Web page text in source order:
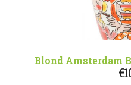
Blond Amsterdam
€